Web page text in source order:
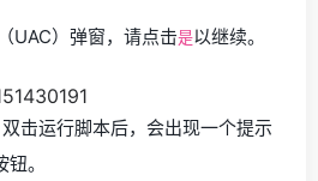
UAC）弹窗，请点击是以继续。
击运行脚本后，会出现一个提示
钮。